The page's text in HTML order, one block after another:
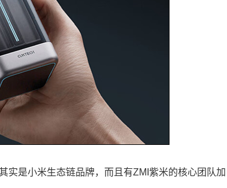
实是小米生态链品牌，而且有ZMI紫米的核心团队加